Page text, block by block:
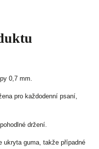
0,7 mm.
pro každodenní psaní,
držení.
ukryta guma, takže případné